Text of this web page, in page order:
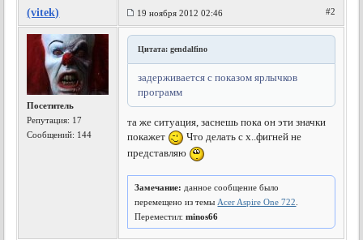
(vitek) 19 ноября 2012 02:46 #2
Посетитель
Репутация: 17
Сообщений: 144
Цитата: gendalfino
задерживается с показом ярлычков
программ
та же ситуация, заснешь пока он эти значки
покажет
Что делать с х..фигней не
представляю
Замечание: данное сообщение было
перемещено из темы Acer Aspire One 722
Переместил:minos66